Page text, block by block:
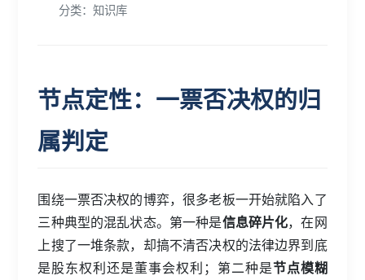
分类：知识库
节点定性：一票否决权的归
属判定
围绕一票否决权的博弈，很多老板一开始就陷入了
三种典型的混乱状态。第一种是信息碎片化，在网
上搜了一堆条款，却搞不清否决权的法律边界到底
是股东权利还是董事会权利；第二种是节点模糊